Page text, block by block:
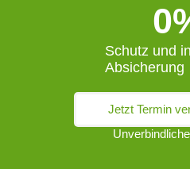
Schutz und
Absicherung
0
Jetzt Termin